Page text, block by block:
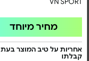
מחיר מיוחד
אחריות על טיב המוצר בעת
קבלתו